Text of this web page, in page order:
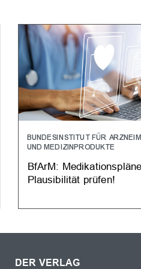
BUNDESINSTITUT FÜR
UND MEDIZINPRODUKTE
BfArM:
Plausibilität prüfen!
DER VERLAG